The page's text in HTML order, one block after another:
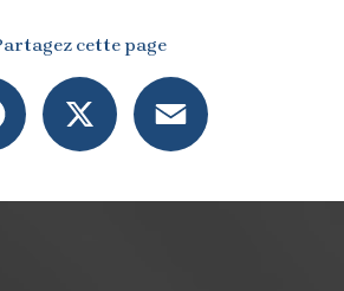
cette page
Facebook